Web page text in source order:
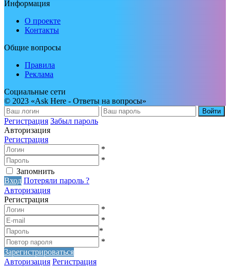
Информация
О проекте
Контакты
Общие вопросы
Правила
Реклама
Социальные сети
© 2023 «Ask Here - Ответы на вопросы»
Войти
Регистрация Забыл пароль
Авторизация
Регистрация
*
*
Запомнить
Вход Потеряли пароль ?
Авторизация
Регистрация
*
*
*
*
Зарегистрироваться
Авторизация Регистрация